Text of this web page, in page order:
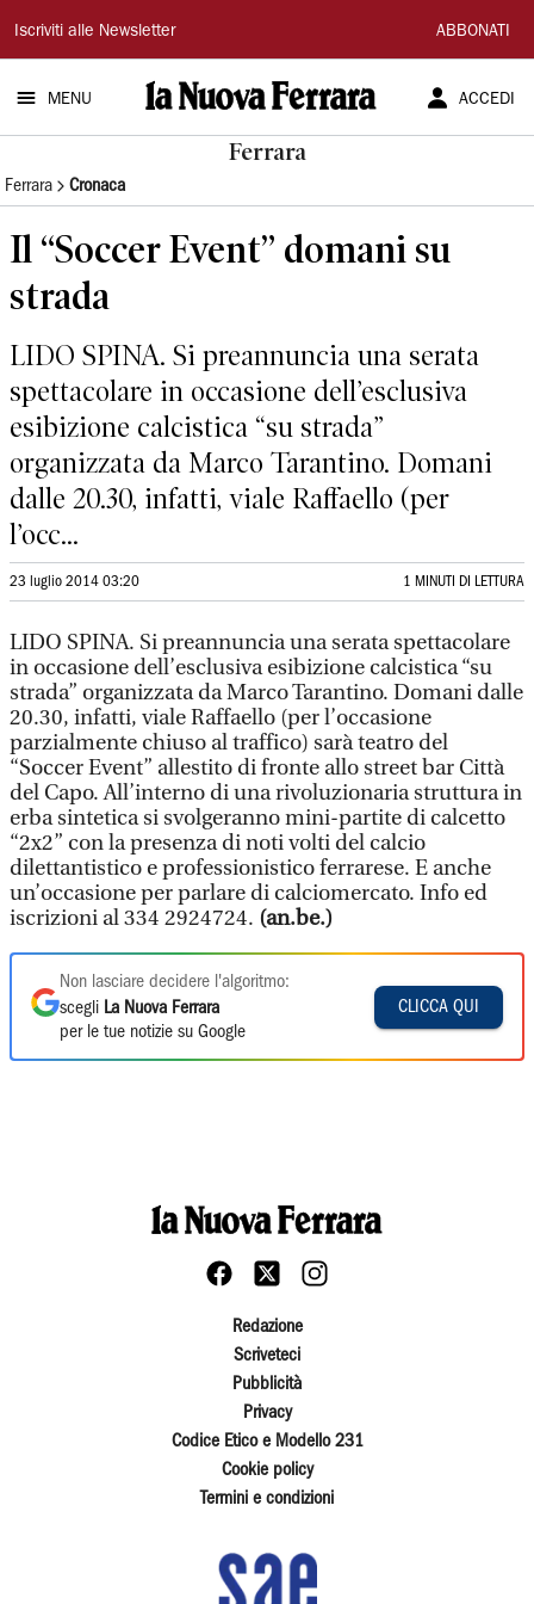
La
Nuova
Ferrara
Iscriviti alle Newsletter ABBONATI
MENU ACCEDI
Ferrara
Ferrara Cronaca
Il “Soccer Event” domani su
strada
LIDO SPINA. Si preannuncia una serata
spettacolare in occasione dell’esclusiva
esibizione calcistica “su strada”
organizzata da Marco Tarantino. Domani
dalle 20.30, infatti, viale Raffaello (per
l’occ...
23 luglio 2014 03:20 1 MINUTI DI LETTURA
LIDO SPINA. Si preannuncia una serata spettacolare
in occasione dell’esclusiva esibizione calcistica “su
strada” organizzata da Marco Tarantino. Domani dalle
20.30, infatti, viale Raffaello (per l’occasione
parzialmente chiuso al traffico) sarà teatro del
“Soccer Event” allestito di fronte allo street bar Città
del Capo. All’interno di una rivoluzionaria struttura in
erba sintetica si svolgeranno mini-partite di calcetto
“2x2” con la presenza di noti volti del calcio
dilettantistico e professionistico ferrarese. E anche
un’occasione per parlare di calciomercato. Info ed
iscrizioni al 334 2924724. (an.be.)
Non lasciare decidere l'algoritmo:
scegli La Nuova Ferrara
per le tue notizie su Google
CLICCA QUI
Redazione
Scriveteci
Pubblicità
Privacy
Codice Etico e Modello 231
Cookie policy
Termini e condizioni